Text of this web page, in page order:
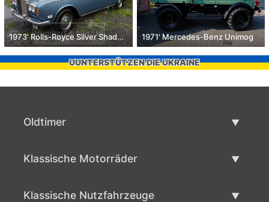
1973' Rolls-Royce Silver Shadow 1971' Mercedes-Benz Unimog
UUNTERSTÜTZEN DIE UKRAINE
Oldtimer
Klassische Motorräder
Klassische Nutzfahrzeuge